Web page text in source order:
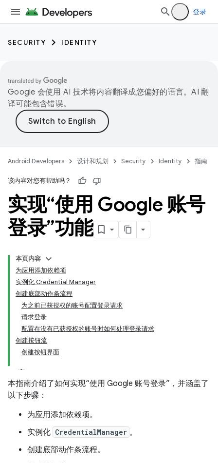
登录
SECURITY IDENTITY
Google 会使用 AI 技术将内容翻译成您偏好的语言。AI 翻
译可能包含错误。
Android Developers 设计和规划 Security Identity 指南
该内容对您有帮助吗？
实现“使用 Google 账号
登录”功能
本页内容
为应用添加依赖项
实例化 Credential Manager
创建底部动作条流程
为之前已获授权的账号配置登录请求
请求登录
配置在没有已获授权的账号时如何处理登录请求
创建按钮流
创建按钮界面
本指南介绍了如何实现“使用 Google 账号登录”，并涵盖了
以下步骤：
为应用添加依赖项。
实例化 CredentialManager 。
创建底部动作条流程。